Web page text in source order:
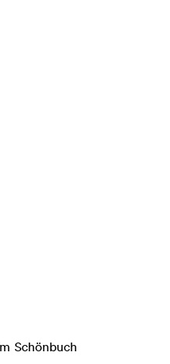
Schönbuch - Von Weil